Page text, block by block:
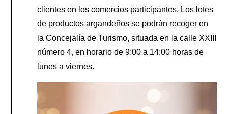
clientes en los comercios participantes. Los lotes
de productos argandeños se podrán recoger en
la Concejalía de Turismo, situada en la calle XXIII
número 4, en horario de 9:00 a 14:00 horas de
lunes a viernes.